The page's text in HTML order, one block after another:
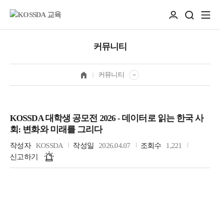
커뮤니티
커뮤니티
KOSSDA 대학생 공모전 2026 - 데이터로 읽는 한국 사
회: 변화와 미래를 그리다
작성자 KOSSDA 작성일 2026.04.07 조회수
1,221
신고하기